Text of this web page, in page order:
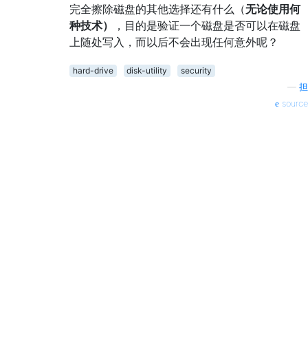
完全擦除磁盘的其他选择还有什么（无论使用何
种技术）
，目的是验证一个磁盘是否可以在磁盘
上随处写入，而以后不会出现任何意外呢？
hard-drive disk-utility
security
担
source